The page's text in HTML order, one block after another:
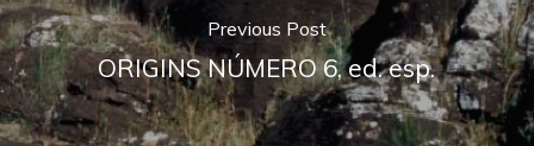
Previous Post
ORIGINS NÚMERO 6, ed. esp.